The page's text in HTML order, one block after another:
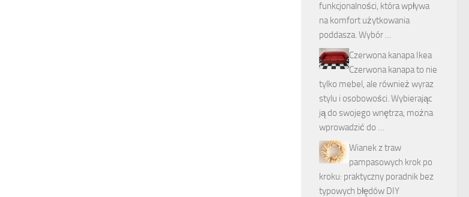
funkcjonalności, która wpływa
na komfort użytkowania
poddasza. Wybór …
Czerwona kanapa Ikea
Czerwona kanapa to nie
tylko mebel, ale również wyraz
stylu i osobowości. Wybierając
ją do swojego wnętrza, można
wprowadzić do …
Wianek z traw
pampasowych krok po
kroku: praktyczny poradnik bez
typowych błędów DIY